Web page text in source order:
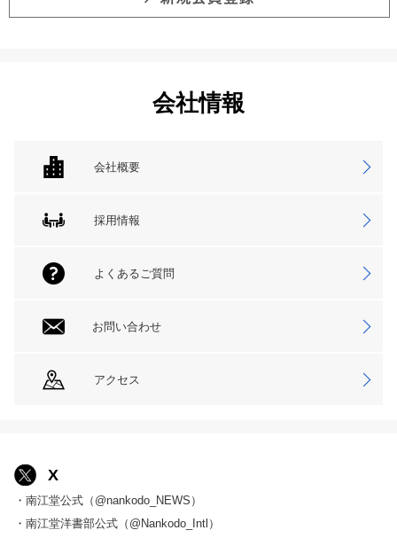
会社情報
会社概要
採用情報
よくあるご質問
お問い合わせ
アクセス
X
・南江堂公式（@nankodo_NEWS）
・南江堂洋書部公式（@Nankodo_Intl）